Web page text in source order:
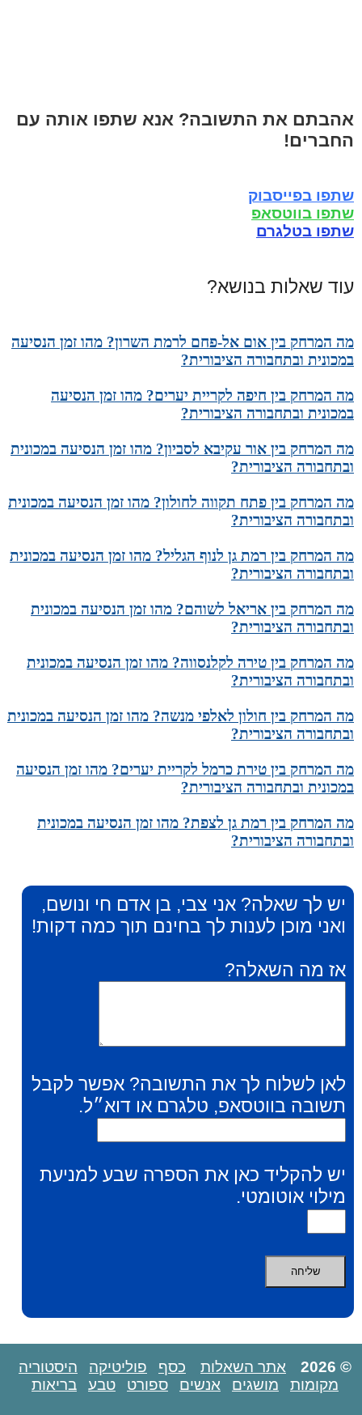
אהבתם את התשובה? אנא שתפו אותה עם
החברים!
שתפו בפייסבוק
שתפו בווטסאפ
שתפו בטלגרם
עוד שאלות בנושא?
מה המרחק בין אום אל-פחם לרמת השרון? מהו זמן הנסיעה
במכונית ובתחבורה הציבורית?
מה המרחק בין חיפה לקריית יערים? מהו זמן הנסיעה
במכונית ובתחבורה הציבורית?
מה המרחק בין אור עקיבא לסביון? מהו זמן הנסיעה במכונית
ובתחבורה הציבורית?
מה המרחק בין פתח תקווה לחולון? מהו זמן הנסיעה במכונית
ובתחבורה הציבורית?
מה המרחק בין רמת גן לנוף הגליל? מהו זמן הנסיעה במכונית
ובתחבורה הציבורית?
מה המרחק בין אריאל לשוהם? מהו זמן הנסיעה במכונית
ובתחבורה הציבורית?
מה המרחק בין טירה לקלנסווה? מהו זמן הנסיעה במכונית
ובתחבורה הציבורית?
מה המרחק בין חולון לאלפי מנשה? מהו זמן הנסיעה במכונית
ובתחבורה הציבורית?
מה המרחק בין טירת כרמל לקריית יערים? מהו זמן הנסיעה
במכונית ובתחבורה הציבורית?
מה המרחק בין רמת גן לצפת? מהו זמן הנסיעה במכונית
ובתחבורה הציבורית?
יש לך שאלה? אני צבי, בן אדם חי ונושם,
ואני מוכן לענות לך בחינם תוך כמה דקות!
אז מה השאלה?
לאן לשלוח לך את התשובה? אפשר לקבל
תשובה בווטסאפ, טלגרם או דוא״ל.
יש להקליד כאן את הספרה שבע למניעת
מילוי אוטומטי.
© 2026 אתר השאלות כסף פוליטיקה
היסטוריה
מקומות
מושגים אנשים ספורט טבע בריאות